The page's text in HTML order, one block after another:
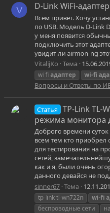
V D-Link WiFi-
Всем привет. Хочу
по USB. Модель D-Link
у меня появится
подключить этот
увидит ли airmon-ng
VitalijKo Тема
wi fi адаптер wi-fi
Вопросы и Ответы по
Статья
TP-Link TL-
режима монитора
Доброго времени
всем тем кто приобрел
для тестирования на
сетей,
как и я, были очень
данного девайся не
sinner67 Тема
tp-link tl-wn722n
wi-fi
беспроводные сети